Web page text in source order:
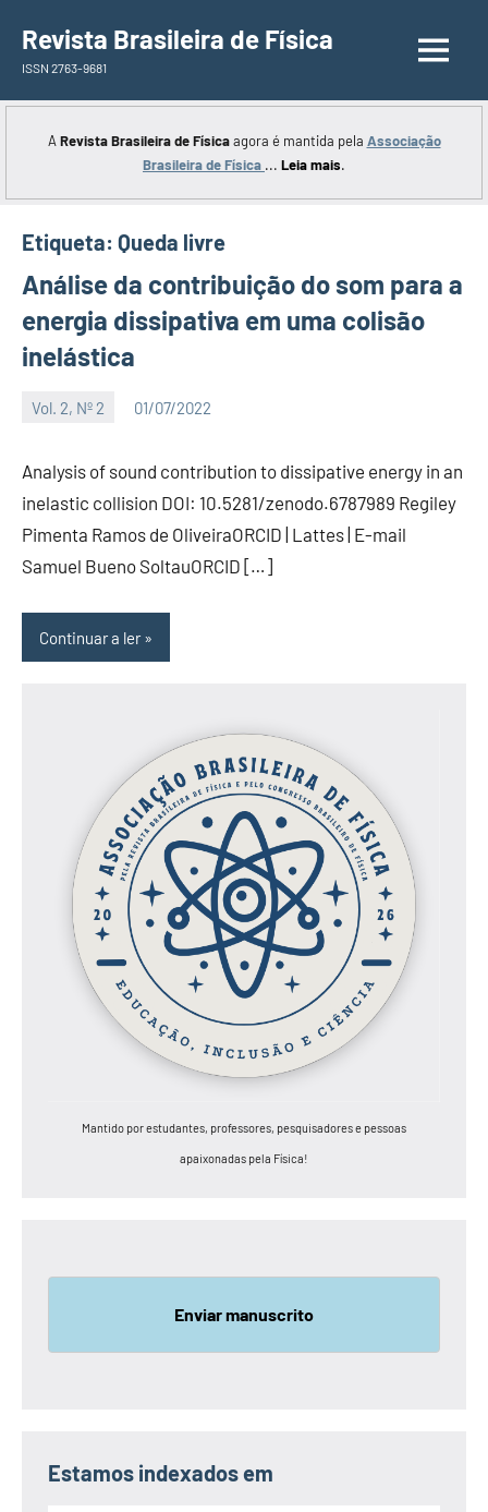
para
conteúdo
Revista Brasileira de Física
ISSN 2763-9681
A Revista Brasileira de Físicaagora é mantida pela Associação
Brasileira de Física ... Leia mais.
Etiqueta: Queda livre
Análise da contribuição do som para a
energia dissipativa em uma colisão
inelástica
Vol. 2, Nº 2 01/07/2022
Analysis of sound contribution to dissipative energy in an
inelastic collision DOI: 10.5281/zenodo.6787989 Regiley
Pimenta Ramos de OliveiraORCID | Lattes | E-mail
Samuel Bueno SoltauORCID […]
Continuar a ler
Mantido por estudantes, professores, pesquisadores e pessoas
apaixonadas pela Física!
Enviar manuscrito
Estamos indexados em